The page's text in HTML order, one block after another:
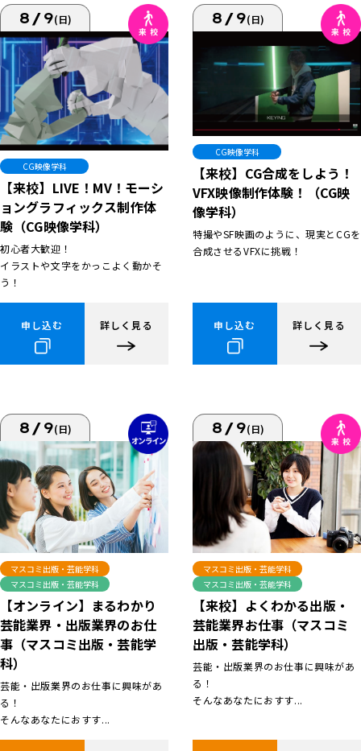
8/9(日)
CG映像学科
【来校】LIVE！MV！モーシ
ョングラフィックス制作体
験（CG映像学科）
初心者大歓迎！
イラストや文字をかっこよく動かそ
う！
申し込む 詳しく見る
8/9(日)
CG映像学科
【来校】CG合成をしよう！
VFX映像制作体験！（CG映
像学科）
特撮やSF映画のように、現実とCGを
合成させるVFXに挑戦！
申し込む 詳しく見る
8/9(日)
マスコミ出版・芸能学科
マスコミ出版・芸能学科
【オンライン】まるわかり
芸能業界・出版業界のお仕
事（マスコミ出版・芸能学
科）
芸能・出版業界のお仕事に興味があ
る！
そんなあなたにおすす...
8/9(日)
マスコミ出版・芸能学科
マスコミ出版・芸能学科
【来校】よくわかる出版・
芸能業界お仕事（マスコミ
出版・芸能学科）
芸能・出版業界のお仕事に興味があ
る！
そんなあなたにおすす...